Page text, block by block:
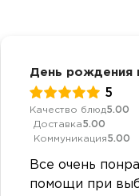
День рождения
5
Качество блюд5.00
Доставка5.00
Коммуникация5.00
Все очень
помощи при